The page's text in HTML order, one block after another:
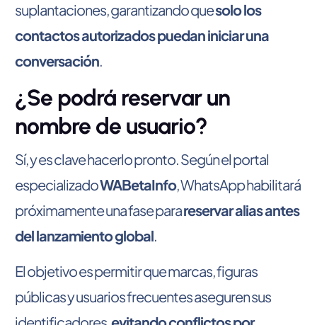
suplantaciones, garantizando quesolo los
contactos autorizados puedan iniciar una
conversación.
¿Se podrá reservar un
nombre de usuario?
Sí, y es clave hacerlo pronto. Según el portal
especializadoWABetaInfo, WhatsApp habilitará
próximamente una fase parareservar alias antes
del lanzamiento global.
El objetivo es permitir que marcas, figuras
públicas y usuarios frecuentes aseguren sus